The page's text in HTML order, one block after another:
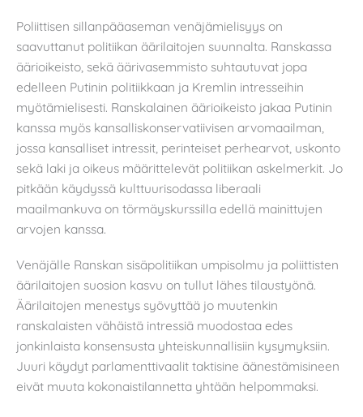
Poliittisen sillanpääaseman venäjämielisyys on
saavuttanut politiikan äärilaitojen suunnalta. Ranskassa
äärioikeisto, sekä äärivasemmisto suhtautuvat jopa
edelleen Putinin politiikkaan ja Kremlin intresseihin
myötämielisesti. Ranskalainen äärioikeisto jakaa Putinin
kanssa myös kansalliskonservatiivisen arvomaailman,
jossa kansalliset intressit, perinteiset perhearvot, uskonto
sekä laki ja oikeus määrittelevät politiikan askelmerkit. Jo
pitkään käydyssä kulttuurisodassa liberaali
maailmankuva on törmäyskurssilla edellä mainittujen
arvojen kanssa.
Venäjälle Ranskan sisäpolitiikan umpisolmu ja poliittisten
äärilaitojen suosion kasvu on tullut lähes tilaustyönä.
Äärilaitojen menestys syövyttää jo muutenkin
ranskalaisten vähäistä intressiä muodostaa edes
jonkinlaista konsensusta yhteiskunnallisiin kysymyksiin.
Juuri käydyt parlamenttivaalit taktisine äänestämisineen
eivät muuta kokonaistilannetta yhtään helpommaksi.